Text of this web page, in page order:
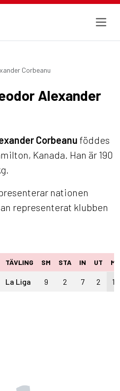
Corbeanu
Alexander
Corbeanu föddes
Kanada. Han är 190
nationen
representerat klubben
TÄVLING SM STA IN UT M
La Liga 9 2 7 2 1